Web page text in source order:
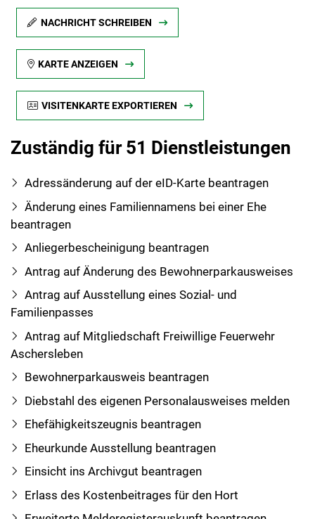
NACHRICHT SCHREIBEN
KARTE ANZEIGEN
VISITENKARTE EXPORTIEREN
Zuständig für 51 Dienstleistungen
Adressänderung auf der eID-Karte beantragen
Änderung eines Familiennamens bei einer Ehe
beantragen
Anliegerbescheinigung beantragen
Antrag auf Änderung des Bewohnerparkausweises
Antrag auf Ausstellung eines Sozial- und
Familienpasses
Antrag auf Mitgliedschaft Freiwillige Feuerwehr
Aschersleben
Bewohnerparkausweis beantragen
Diebstahl des eigenen Personalausweises melden
Ehefähigkeitszeugnis beantragen
Eheurkunde Ausstellung beantragen
Einsicht ins Archivgut beantragen
Erlass des Kostenbeitrages für den Hort